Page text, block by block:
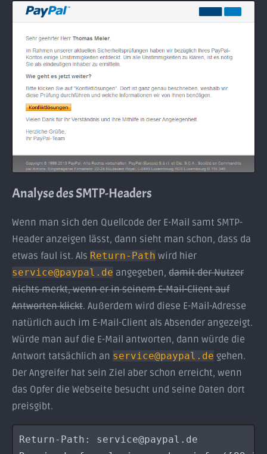
Analyse des SMTP-Headers
Wenn man sich den Quellcode der E-Mail samt SMTP-
Header anzeigen lässt, dann sieht man schon, dass da
etwas faul ist. Als Return-Path wird hier
service@paypal.de angegeben, damit der Nutzer
nichts merkt, wenn er in seinem E-Mail-Client auf
Antworten klickt. Außerdem wird diese E-Mail-Adresse
natürlich auch im E-Mail-Client als Absender angezeigt.
Würde man auf die E-Mail antworten, dann würde die
Antwort tatsächlich an service@paypal.de gehen.
Der Angreifer hat sein Ziel aber schon erreicht, wenn
das Opfer die Webseite besucht und seine Daten dort
preisgibt.
Return-Path: service@paypal.de